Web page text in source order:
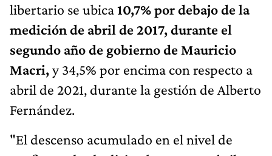
libertario se ubica10,7% por debajo de la
medición de abril de 2017, durante el
segundo año de gobierno de Mauricio
Macri,y 34,5% por encima con respecto a
abril de 2021, durante la gestión de Alberto
Fernández.
"El descenso acumulado en el nivel de